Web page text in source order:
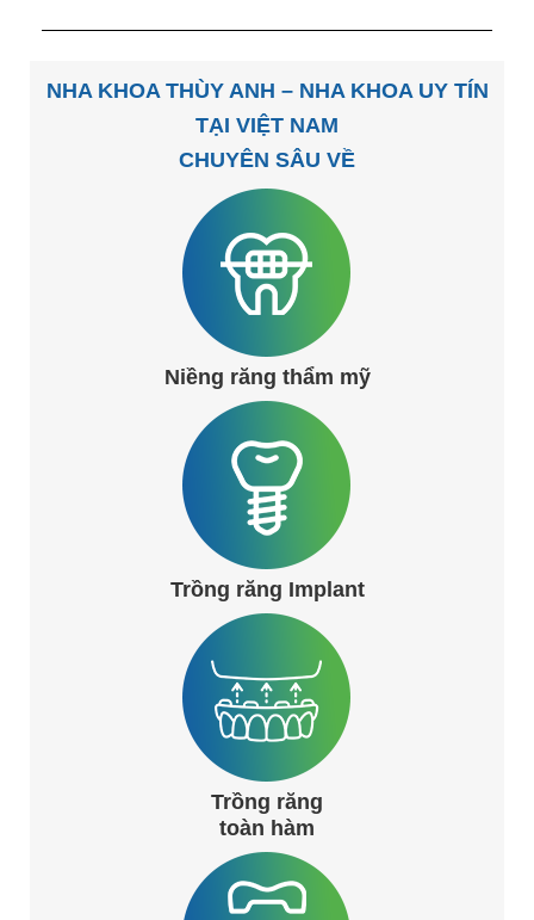
NHA KHOA THÙY ANH – NHA KHOA UY TÍN
TẠI VIỆT NAM
CHUYÊN SÂU VỀ
Niềng răng thẩm mỹ
Trồng răng Implant
Trồng răng
toàn hàm